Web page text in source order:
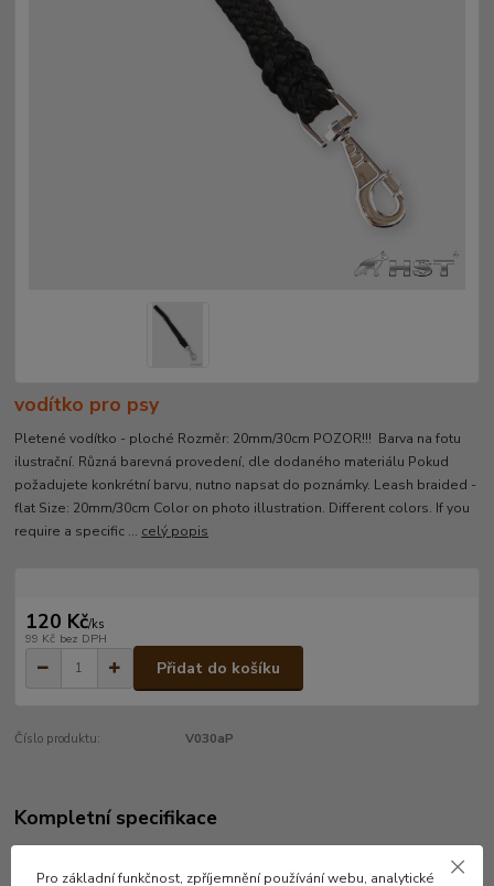
vodítko pro psy
Pletené vodítko - ploché Rozměr: 20mm/30cm POZOR!!! Barva na fotu
ilustrační. Různá barevná provedení, dle dodaného materiálu Pokud
požadujete konkrétní barvu, nutno napsat do poznámky. Leash braided -
flat Size: 20mm/30cm Color on photo illustration. Different colors. If you
require a specific ... celý popis
120 Kč/ks
99 Kč bez DPH
Přidat do košíku
Číslo produktu: V030aP
Kompletní specifikace
Pro základní funkčnost, zpříjemnění používání webu, analytické